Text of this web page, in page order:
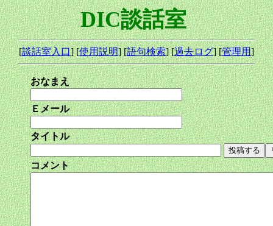
DIC談話室
[談話室入口] [使用説明] [語句検索] [過去ログ] [管理用]
おなまえ
Ｅメール
タイトル
コメント